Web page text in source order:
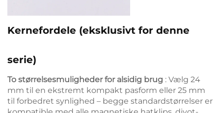
Kernefordele (eksklusivt for denne
serie)
To størrelsesmuligheder for alsidig brug : Vælg 24
mm til en ekstremt kompakt pasform eller 25 mm
til forbedret synlighed – begge standardstørrelser er